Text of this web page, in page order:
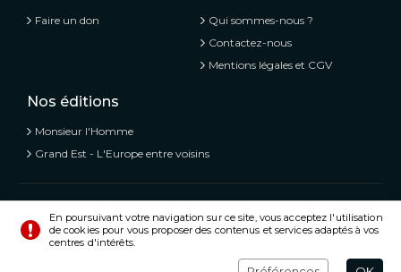
Faire un don
Qui sommes-nous ?
Contactez-nous
Mentions légales et CGV
Nos éditions
Monsieur l'Homme
Grand Est - L'Europe entre voisins
Voisins - Nachbarn, L’information libre et mitoyenne
© Tous droits réservés 2020 - 2026
En poursuivant votre navigation sur ce site, vous acceptez l'utilisation
de cookies pour vous proposer des contenus et services adaptés à vos
centres d'intérêts.